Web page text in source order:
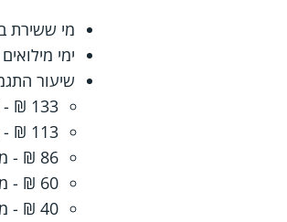
מי ששירת במילואים בכל
ימי מילואים שבוצעו בצו 8 בין 07.10.2023 ועד
שיעור
133 ₪ - מדרג א'+
113 ₪ - מדרג א'
86 ₪ - מדרג ב'
60 ₪ - מדרג ג'
40 ₪ - מדרג ד'